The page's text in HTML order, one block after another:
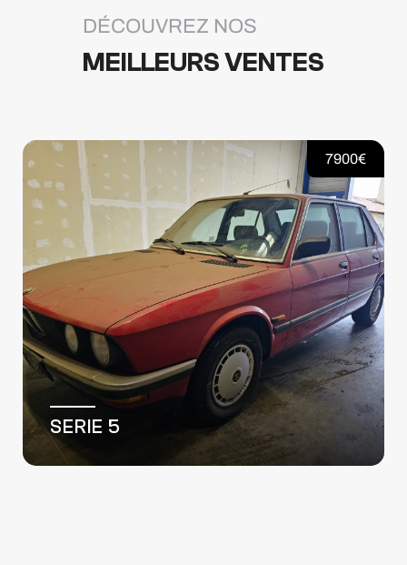
DÉCOUVREZ NOS
MEILLEURS VENTES
13500€
KANGOO II EXPRESS